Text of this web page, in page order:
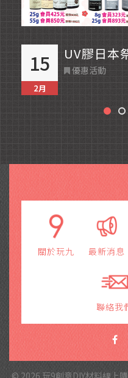
15
2月
UV膠日本
優惠活動
關於玩九 最新消息
聯絡我
© 2026 玩9創意DIY材料線上